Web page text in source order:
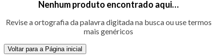
Nenhum produto encontrado aqui…
Revise a ortografia da palavra digitada na busca ou use termos
mais genéricos
Voltar para a Página inicial